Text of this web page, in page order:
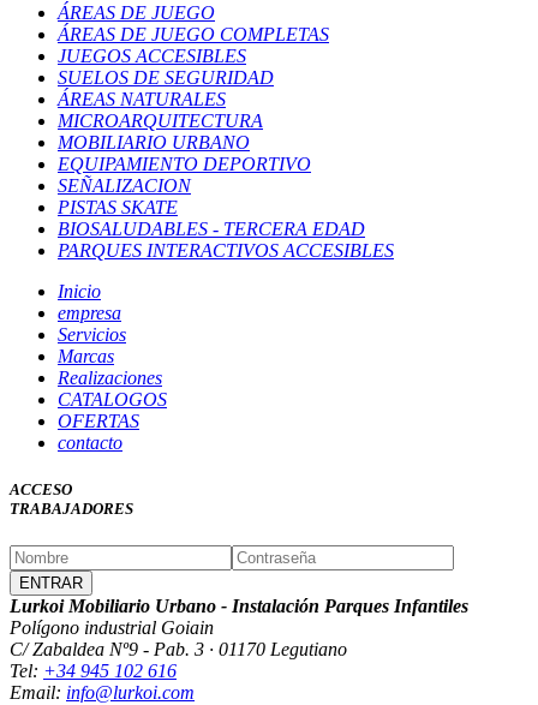
ÁREAS DE JUEGO
ÁREAS DE JUEGO COMPLETAS
JUEGOS ACCESIBLES
SUELOS DE SEGURIDAD
ÁREAS NATURALES
MICROARQUITECTURA
MOBILIARIO URBANO
EQUIPAMIENTO DEPORTIVO
SEÑALIZACION
PISTAS SKATE
BIOSALUDABLES - TERCERA EDAD
PARQUES INTERACTIVOS ACCESIBLES
Inicio
empresa
Servicios
Marcas
Realizaciones
CATALOGOS
OFERTAS
contacto
ACCESO
TRABAJADORES
Lurkoi Mobiliario Urbano - Instalación Parques Infantiles
Polígono industrial Goiain
C/ Zabaldea Nº9 - Pab. 3 · 01170 Legutiano
Tel: +34 945 102 616
Email: info@lurkoi.com